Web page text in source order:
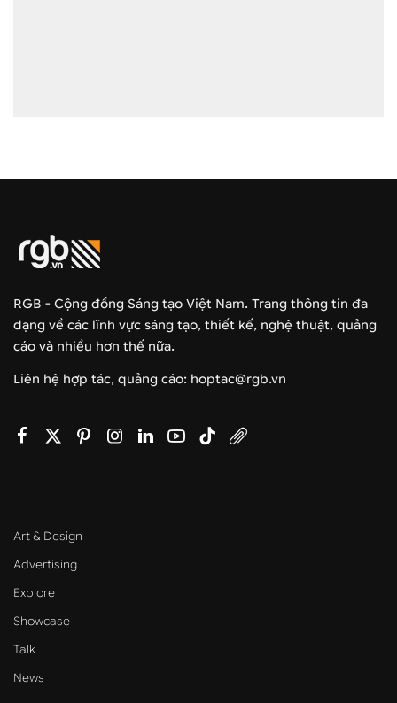
RGB - Cộng đồng Sáng tạo Việt Nam. Trang thông tin đa
dạng về các lĩnh vực sáng tạo, thiết kế, nghệ thuật, quảng
cáo và nhiều hơn thế nữa.
Liên hệ hợp tác, quảng cáo: hoptac@rgb.vn
Art & Design
Advertising
Explore
Showcase
Talk
News